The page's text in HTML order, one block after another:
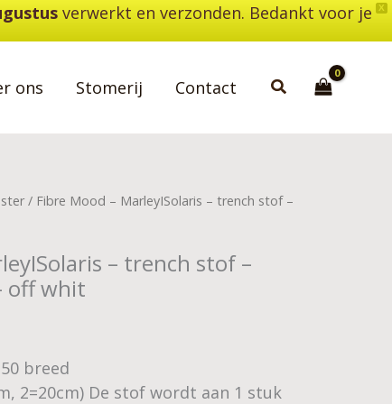
X
verwerkt en verzonden. Bedankt voor je
ons Stomerij Contact Zoeken
/ Fibre Mood – MarleyISolaris – trench stof –
– trench stof –
off whit
breed
2=20cm) De stof wordt aan 1 stuk